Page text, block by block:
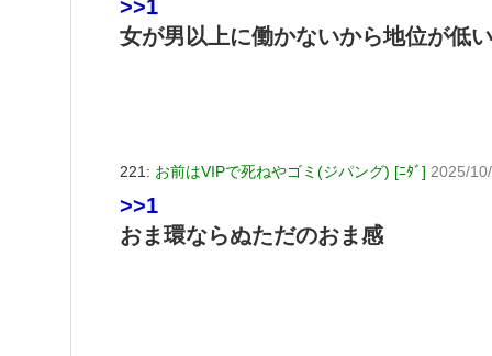
>>1
女が男以上に働かないから地位が低
221: お前はVIPで死ねやゴミ(ジパング) [ﾆﾀﾞ] 2025/
>>1
おま環ならぬただのおま感